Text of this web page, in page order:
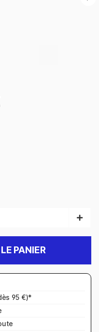
PANIER
95 €)*